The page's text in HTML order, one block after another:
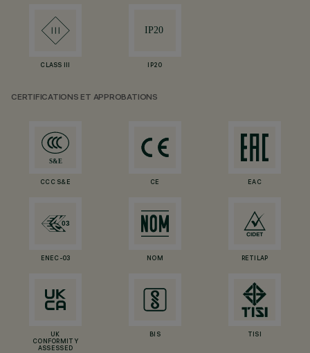
CLASS III IP20
CERTIFICATIONS ET APPROBATIONS
CCC S&E CE EAC
ENEC-03 NOM RETILAP
UK
CONFORMITY
ASSESSED
BIS TISI